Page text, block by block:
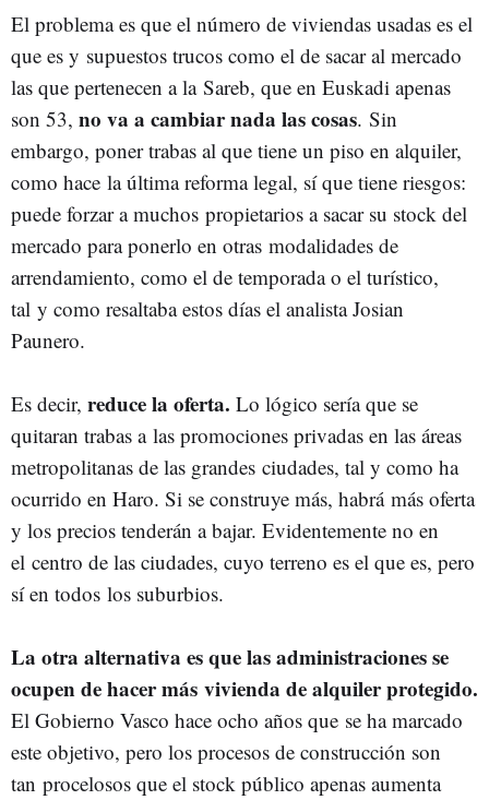
El problema es que el número de viviendas usadas es el
que es y supuestos trucos como el de sacar al mercado
las que pertenecen a la Sareb, que en Euskadi apenas
son 53, no va a cambiar nada las cosas. Sin
embargo, poner trabas al que tiene un piso en alquiler,
como hace la última reforma legal, sí que tiene riesgos:
puede forzar a muchos propietarios a sacar su stock del
mercado para ponerlo en otras modalidades de
arrendamiento, como el de temporada o el turístico,
tal y como resaltaba estos días el analista Josian
Paunero.
Es decir, reduce la oferta. Lo lógico sería que se
quitaran trabas a las promociones privadas en las áreas
metropolitanas de las grandes ciudades, tal y como ha
ocurrido en Haro. Si se construye más, habrá más oferta
y los precios tenderán a bajar. Evidentemente no en
el centro de las ciudades, cuyo terreno es el que es, pero
sí en todos los suburbios.
La otra alternativa es que las administraciones se
ocupen de hacer más vivienda de alquiler protegido.
El Gobierno Vasco hace ocho años que se ha marcado
este objetivo, pero los procesos de construcción son
tan procelosos que el stock público apenas aumenta